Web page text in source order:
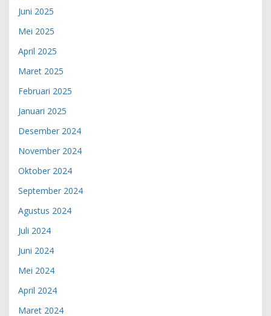
Juni 2025
Mei 2025
April 2025
Maret 2025
Februari 2025
Januari 2025
Desember 2024
November 2024
Oktober 2024
September 2024
Agustus 2024
Juli 2024
Juni 2024
Mei 2024
April 2024
Maret 2024